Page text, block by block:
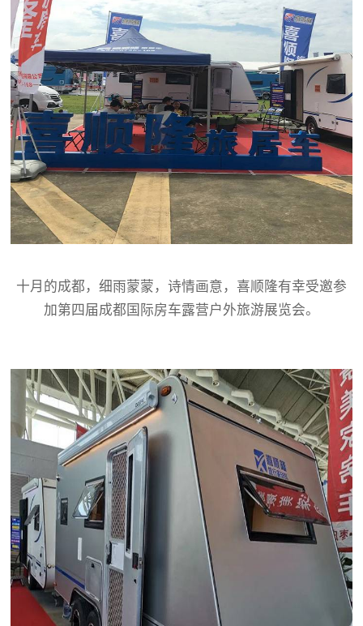
十月的成都，细雨蒙蒙，诗情画意，喜顺隆有幸受邀参
加第四届成都国际房车露营户外旅游展览会。